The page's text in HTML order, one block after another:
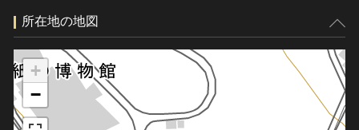
所在地の地図
+
−